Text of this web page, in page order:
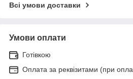
Всі умови доставки
Умови оплати
Готівкою
Оплата за реквізитами (при